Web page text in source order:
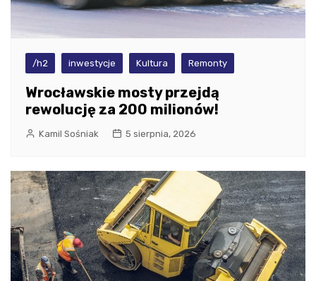
/h2 inwestycje Kultura Remonty
Wrocławskie mosty przejdą
rewolucję za 200 milionów!
Kamil Sośniak 5 sierpnia, 2026